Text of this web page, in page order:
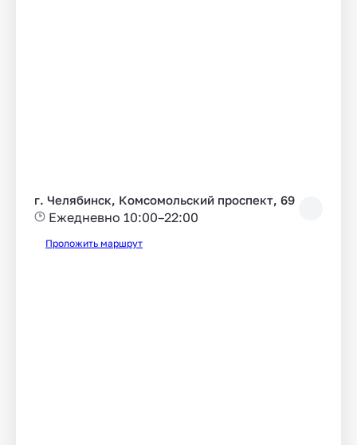
г. Челябинск, Комсомольский проспект, 69
Ежедневно 10:00–22:00
Проложить маршрут